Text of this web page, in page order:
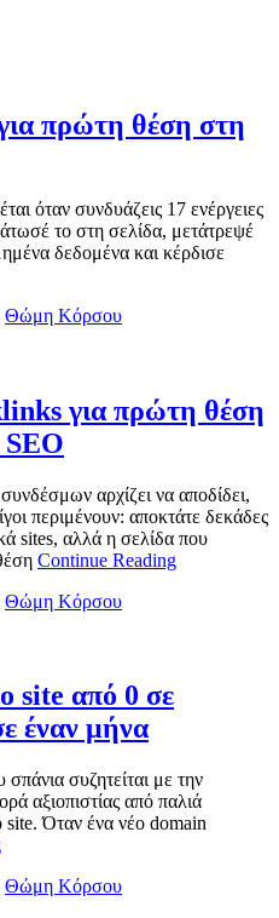
πρώτη θέση στη
όταν συνδυάζεις 17 ενέργειες
το στη σελίδα, μετάτρεψέ
δεδομένα και κέρδισε
Θώμη Κόρσου
για πρώτη θέση
αρχίζει να αποδίδει,
περιμένουν: αποκτάτε δεκάδες
sites, αλλά η σελίδα που
Continue Reading
Θώμη Κόρσου
site από 0 σε
έναν μήνα
συζητείται με την
αξιοπιστίας από παλιά
site. Όταν ένα νέο domain
Θώμη Κόρσου